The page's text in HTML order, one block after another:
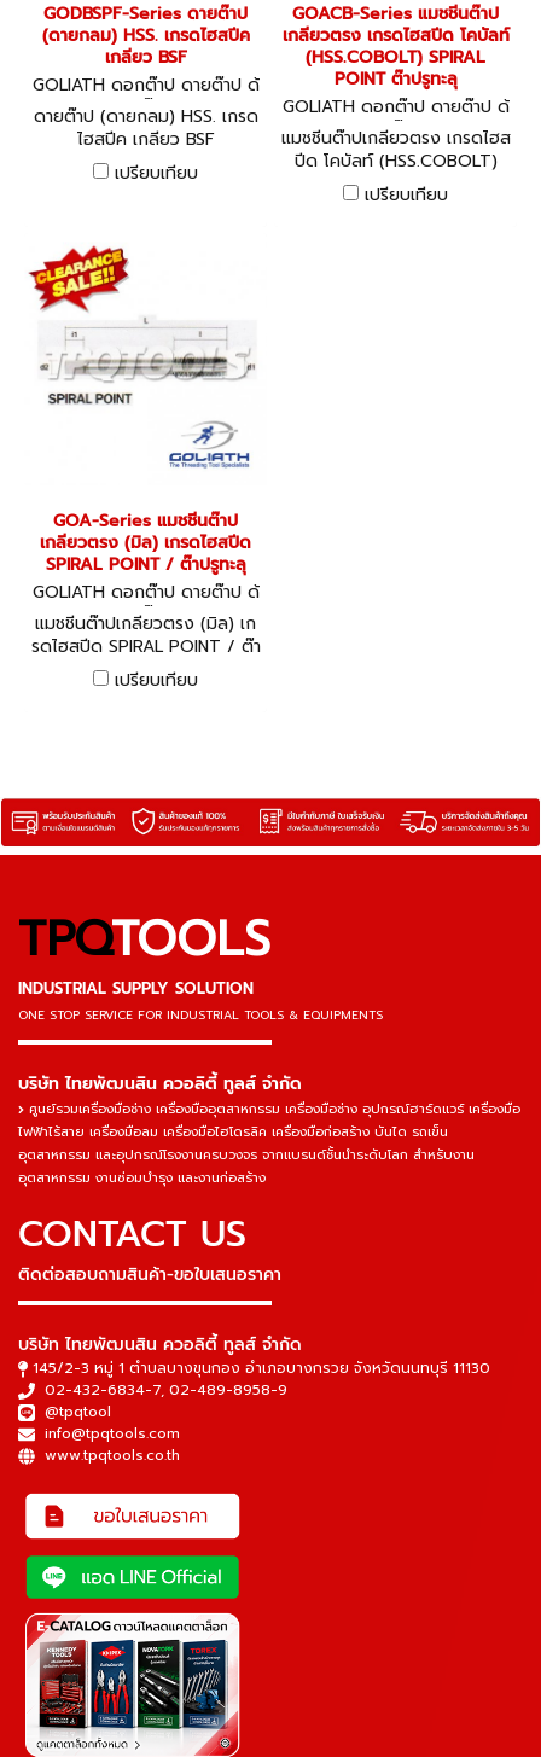
GODBSPF-Series ดายต๊าป
(ดายกลม) HSS. เกรดไฮสปีค
เกลียว BSF
GOLIATH ดอกต๊าป ดายต๊าป ด้
ามต๊าป
ดายต๊าป (ดายกลม) HSS. เกรด
ไฮสปีค เกลียว BSF
เปรียบเทียบ
GOACB-Series แมชชีนต๊าป
เกลียวตรง เกรดไฮสปีด โคบัลท์
(HSS.COBOLT) SPIRAL
POINT ต๊าปรูทะลุ
GOLIATH ดอกต๊าป ดายต๊าป ด้
ามต๊าป
แมชชีนต๊าปเกลียวตรง เกรดไฮส
ปีด โคบัลท์ (HSS.COBOLT)
SPIRAL POINT ต๊าปรูทะลุ
เปรียบเทียบ
GOA-Series แมชชีนต๊าป
เกลียวตรง (มิล) เกรดไฮสปีด
SPIRAL POINT / ต๊าปรูทะลุ
GOLIATH ดอกต๊าป ดายต๊าป ด้
ามต๊าป
แมชชีนต๊าปเกลียวตรง (มิล) เก
รดไฮสปีด SPIRAL POINT / ต๊า
ปรูทะลุ
เปรียบเทียบ
TPQTOOLS
INDUSTRIAL SUPPLY SOLUTION
ONE STOP SERVICE FOR INDUSTRIAL TOOLS & EQUIPMENTS
▬▬▬▬▬▬▬▬▬▬▬▬▬▬▬
บริษัท ไทยพัฒนสิน ควอลิตี้ ทูลส์ จำกัด
ศูนย์รวมเครื่องมือช่าง เครื่องมืออุตสาหกรรม เครื่องมือช่าง อุปกรณ์ฮาร์ดแวร์ เครื่องมือ
ไฟฟ้าไร้สาย เครื่องมือลม เครื่องมือไฮโดรลิค เครื่องมือก่อสร้าง บันได รถเข็น
อุตสาหกรรม และอุปกรณ์โรงงานครบวงจร จากแบรนด์ชั้นนำระดับโลก สำหรับงาน
อุตสาหกรรม งานซ่อมบำรุง และงานก่อสร้าง
CONTACT US
ติดต่อสอบถามสินค้า-ขอใบเสนอราคา
▬▬▬▬▬▬▬▬▬▬▬▬▬▬▬
บริษัท ไทยพัฒนสิน ควอลิตี้ ทูลส์ จำกัด
145/2-3 หมู่ 1 ตำบลบางขุนกอง อำเภอบางกรวย จังหวัดนนทบุรี 11130
02-432-6834-7, 02-489-8958-9
@tpqtool
info@tpqtools.com
www.tpqtools.co.th